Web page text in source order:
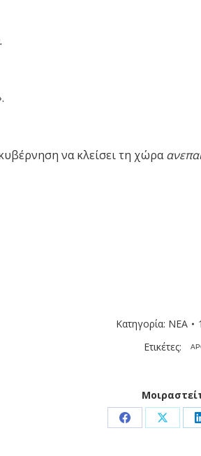
να κλείσει τη χώρα
Κατηγορία: ΝΕΑ
Ετικέτες:
Share Share